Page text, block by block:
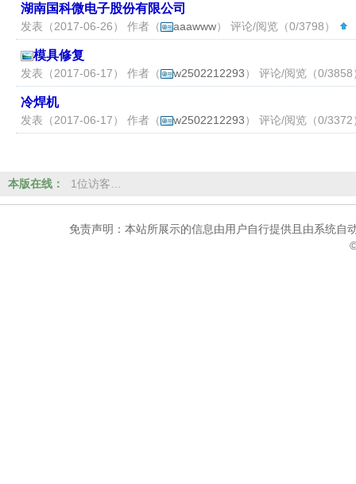
湖南国科微电子股份有限公司
发表（2017-06-26） 作者（ aaawww） 评论/阅览（0/3798）
模具修复
发表（2017-06-17） 作者（ w2502212293） 评论/阅览（0/
冷焊机
发表（2017-06-17） 作者（ w2502212293） 评论/阅览（0/
本版在线： 1位访客…
免责声明：本站所展示的信息由用户自行提供且由系统